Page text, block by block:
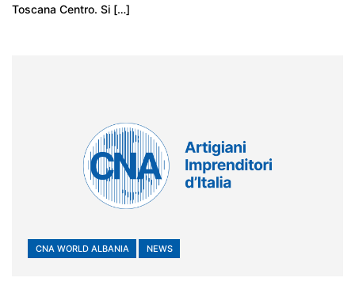
Toscana Centro. Si […]
CNA WORLD ALBANIA NEWS